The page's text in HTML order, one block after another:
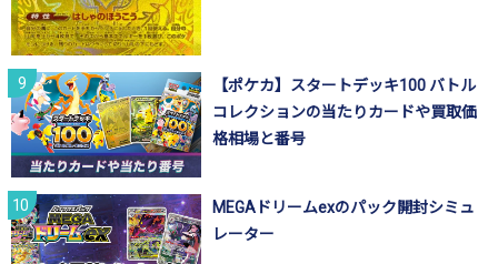
【ポケカ】スタートデッキ100 バトル
コレクションの当たりカードや買取価
格相場と番号
MEGAドリームexのパック開封シミュ
レーター